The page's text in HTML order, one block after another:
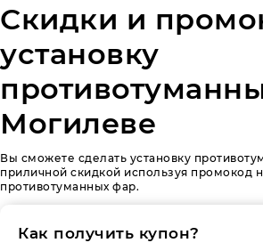
Скидки и
установку
Могилеве
Вы сможете сделать установку
приличной скидкой используя промокод
противотуманных фар.
Как получить купон?